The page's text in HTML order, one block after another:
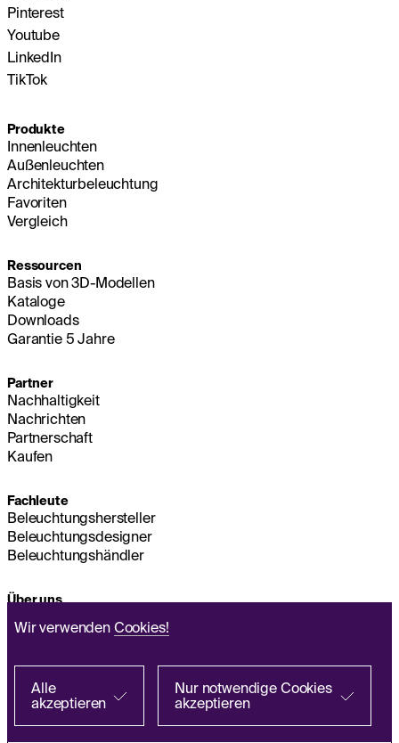
Bei einem Partner suchen
Wir verwenden Cookies!
Alle
akzeptieren
Nur notwendige Cookies
akzeptieren
Pinterest
Youtube
LinkedIn
TikTok
Produkte
Innenleuchten
Außenleuchten
Architekturbeleuchtung
Favoriten
Vergleich
Ressourcen
Basis von 3D-Modellen
Kataloge
Downloads
Garantie 5 Jahre
Partner
Nachhaltigkeit
Nachrichten
Partnerschaft
Kaufen
Fachleute
Beleuchtungshersteller
Beleuchtungsdesigner
Beleuchtungshändler
Über uns
Hauptsitz
Daten